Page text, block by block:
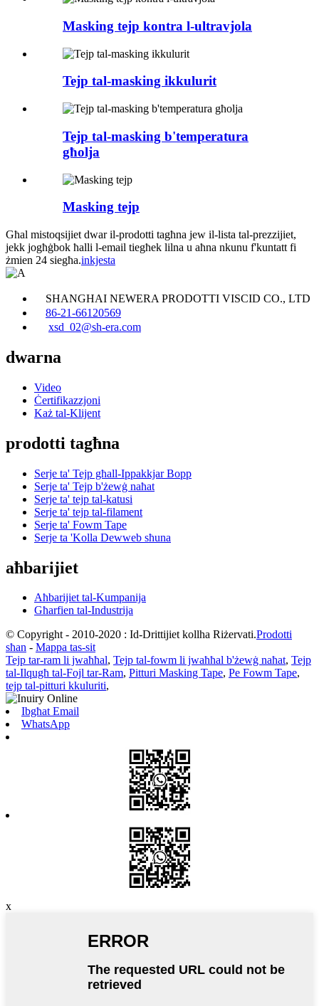
Masking tejp kontra l-ultravjola
Tejp tal-masking ikkulurit
Tejp tal-masking b'temperatura
għolja
Masking tejp
Għal mistoqsijiet dwar il-prodotti tagħna jew il-lista tal-prezzijiet,
jekk jogħġbok ħalli l-email tiegħek lilna u aħna nkunu f'kuntatt fi
żmien 24 siegħa.inkjesta
SHANGHAI NEWERA PRODOTTI VISCID CO., LTD
86-21-66120569
xsd_02@sh-era.com
dwarna
Video
Ċertifikazzjoni
Każ tal-Klijent
prodotti tagħna
Serje ta' Tejp għall-Ippakkjar Bopp
Serje ta' Tejp b'żewġ naħat
Serje ta' tejp tal-katusi
Serje ta' tejp tal-filament
Serje ta' Fowm Tape
Serje ta 'Kolla Dewweb sħuna
aħbarijiet
Aħbarijiet tal-Kumpanija
Għarfien tal-Industrija
© Copyright - 2010-2020 : Id-Drittijiet kollha Riżervati.Prodotti
sħan - Mappa tas-sit
Tejp tar-ram li jwaħħal, Tejp tal-fowm li jwaħħal b'żewġ naħat, Tejp
tal-Ilqugħ tal-Fojl tar-Ram, Pitturi Masking Tape, Pe Fowm Tape,
tejp tal-pitturi kkuluriti,
Ibgħat Email
WhatsApp
x